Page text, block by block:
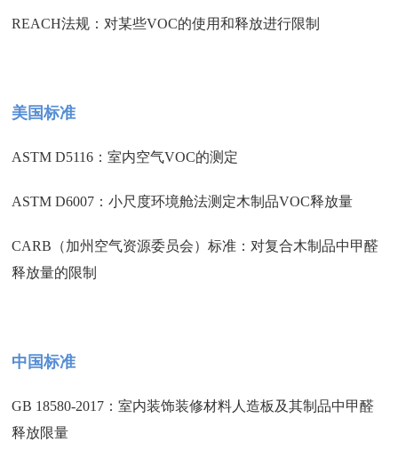
REACH法规：对某些VOC的使用和释放进行限制
美国标准
ASTM D5116：室内空气VOC的测定
ASTM D6007：小尺度环境舱法测定木制品VOC释放量
CARB（加州空气资源委员会）标准：对复合木制品中甲醛
释放量的限制
中国标准
GB 18580-2017：室内装饰装修材料人造板及其制品中甲醛
释放限量